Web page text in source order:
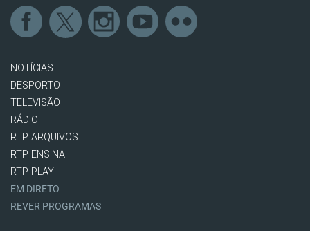
NOTÍCIAS
DESPORTO
TELEVISÃO
RÁDIO
RTP ARQUIVOS
RTP ENSINA
RTP PLAY
EM DIRETO
REVER PROGRAMAS